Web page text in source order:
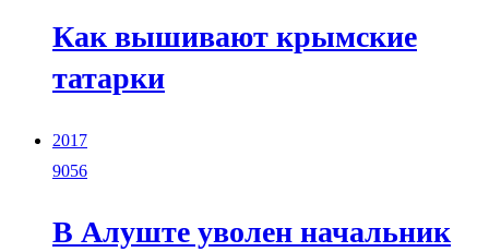
Как вышивают крымские
татарки
2017
9056
В Алуште уволен начальник